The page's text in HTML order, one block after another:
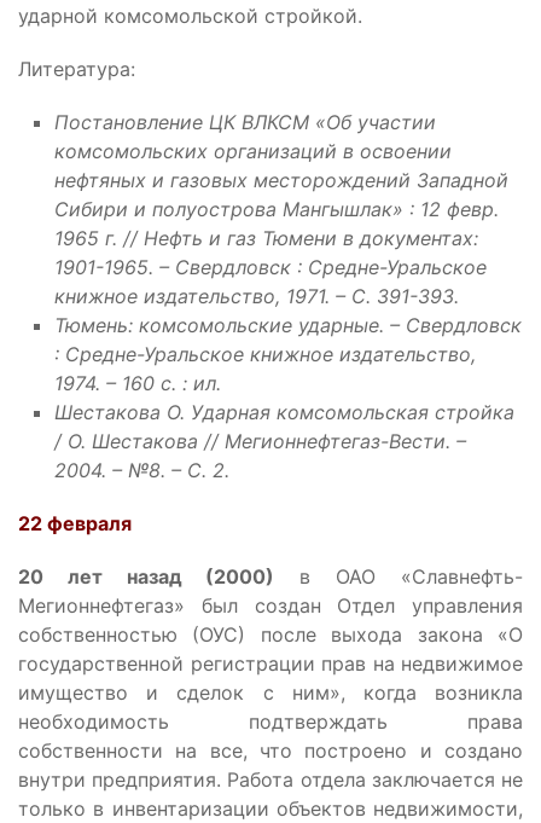
ударной комсомольской стройкой.
Литература:
Постановление ЦК ВЛКСМ «Об участии
комсомольских организаций в освоении
нефтяных и газовых месторождений Западной
Сибири и полуострова Мангышлак» : 12 февр.
1965 г. // Нефть и газ Тюмени в документах:
1901-1965. – Свердловск : Средне-Уральское
книжное издательство, 1971. – С. 391-393.
Тюмень: комсомольские ударные. – Свердловск
: Средне-Уральское книжное издательство,
1974. – 160 с. : ил.
Шестакова О. Ударная комсомольская стройка
/ О. Шестакова // Мегионнефтегаз-Вести. –
2004. – №8. – С. 2.
22 февраля
20 лет назад (2000)
в ОАО «Славнефть-
Мегионнефтегаз» был создан Отдел управления
собственностью (ОУС) после выхода закона «О
государственной регистрации прав на недвижимое
имущество и сделок с ним», когда возникла
необходимость подтверждать права
собственности на все, что построено и создано
внутри предприятия. Работа отдела заключается не
только в инвентаризации объектов недвижимости,